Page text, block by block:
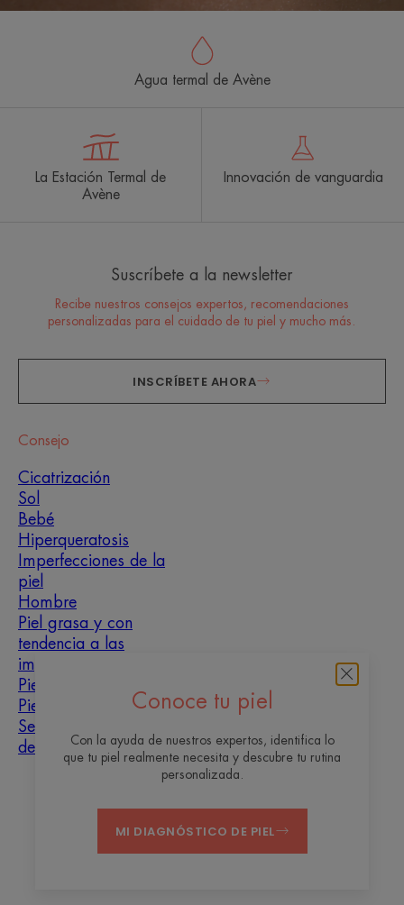
Conoce tu piel
Con la ayuda de nuestros expertos, identifica lo
que tu piel realmente necesita y descubre tu rutina
personalizada.
MI DIAGNÓSTICO DE PIEL
Agua termal de Avène
La Estación Termal de
Avène
Innovación de vanguardia
Suscríbete a la newsletter
Recibe nuestros consejos expertos, recomendaciones
personalizadas para el cuidado de tu piel y mucho más.
INSCRÍBETE AHORA
Consejo
Cicatrización
Sol
Bebé
Hiperqueratosis
Imperfecciones de la
piel
Hombre
Piel grasa y con
tendencia a las
imperfecciones
Piel mixta
Piel seca
Sequedad y
deshidratación
ContactoPreguntas frecuentes